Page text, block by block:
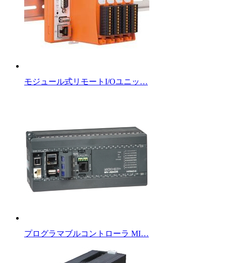
モジュール式リモートI/Oユニッ…
プログラマブルコントローラ MI…